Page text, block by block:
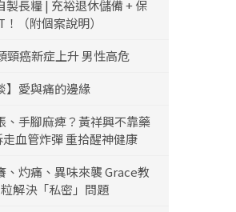
製長糧 | 充裕退休儲備 + 保
（附個案說明）
頸癌新症上升 男性高危
】愛與痛的邊緣
、手腳麻痺？黃祥興不靠藥
血管炸彈 重拾醒神健康
、灼痛、異味來襲 Grace教
解決「私密」問題